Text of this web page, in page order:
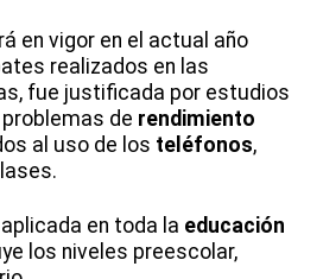
en vigor en el actual año
realizados en las
fue justificada por estudios
de rendimiento
al uso de los teléfonos,
en toda la educación
los niveles preescolar,